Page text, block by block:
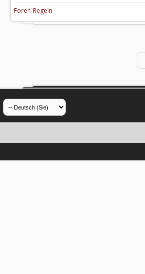
Foren-Regeln